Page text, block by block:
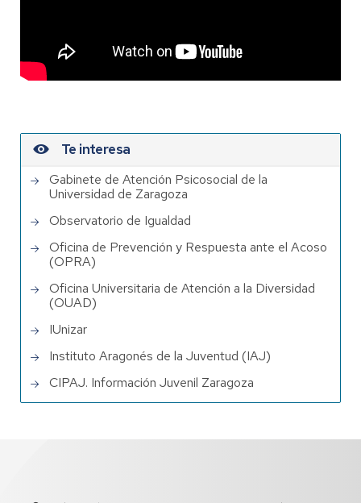
Te interesa
Gabinete de Atención Psicosocial de la
Universidad de Zaragoza
Observatorio de Igualdad
Oficina de Prevención y Respuesta ante el Acoso
(OPRA)
Oficina Universitaria de Atención a la Diversidad
(OUAD)
IUnizar
Instituto Aragonés de la Juventud (IAJ)
CIPAJ. Información Juvenil Zaragoza